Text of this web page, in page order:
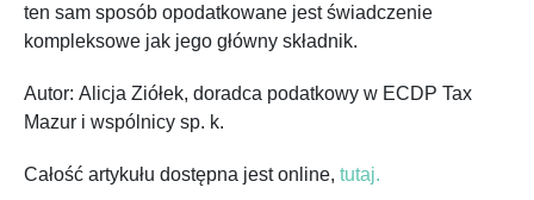
ten sam sposób opodatkowane jest świadczenie
kompleksowe jak jego główny składnik.
Autor: Alicja Ziółek, doradca podatkowy w ECDP Tax
Mazur i wspólnicy sp. k.
Całość artykułu dostępna jest online, tutaj.